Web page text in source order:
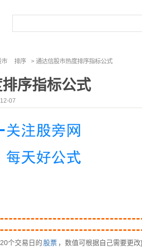
市 排序 > 通达信股市热度排序指标公式
序指标公式
07
个交易日的 股票 ，数值可根据自己需要更改